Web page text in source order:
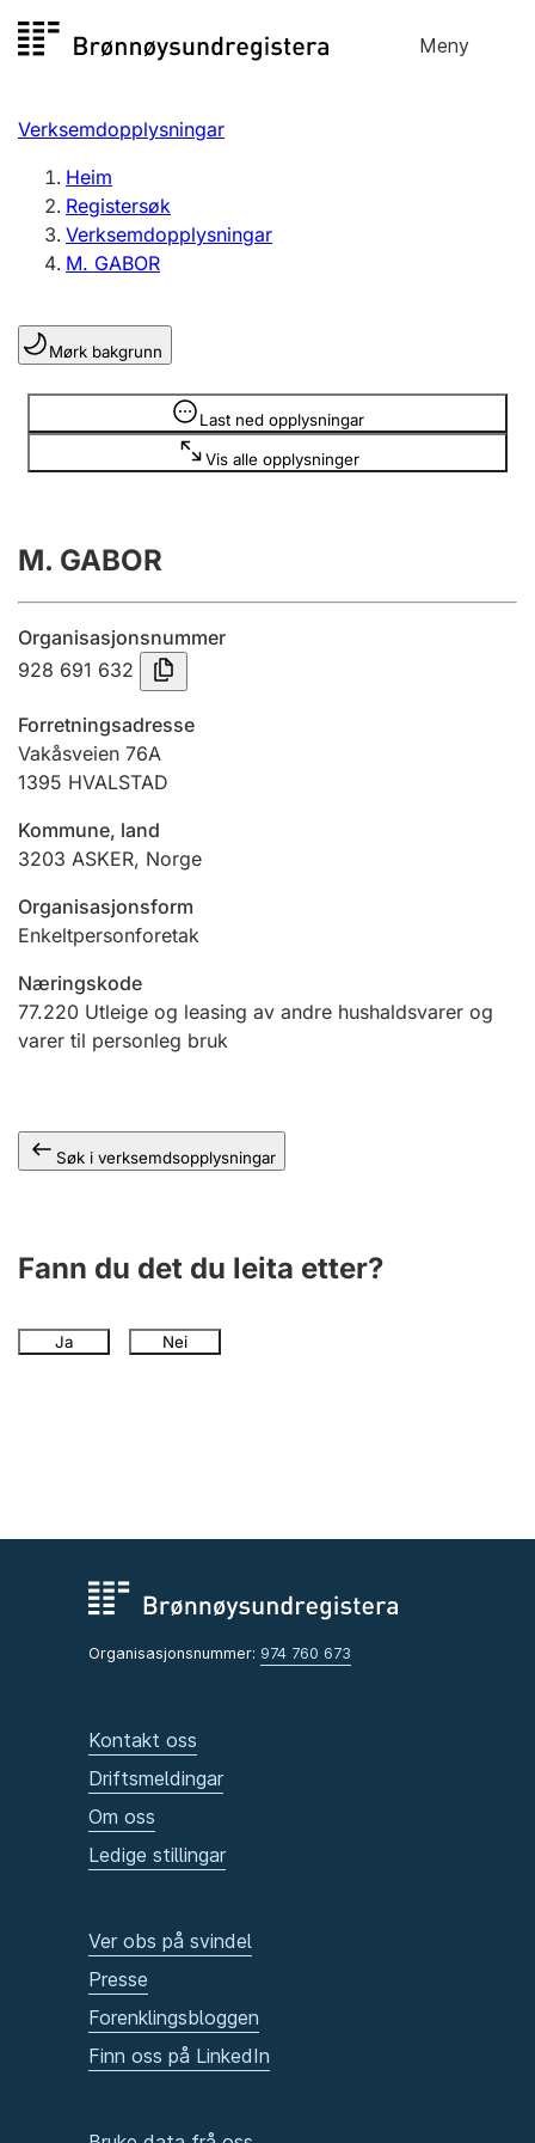
til
Meny
Registersøk
Aksjeselskap
Enkeltpersonføretak
Registrere, endre, slette
Lag og foreining
Registrere, endre, slette
Årsrekneskap
Innsending og forseinkingsgebyr
Tinglysing
Jeger
Ektepaktrettleiaren
Andre tema
Verksemdopplysningar
Heim
Registersøk
Verksemdopplysningar
M. GABOR
Mørk bakgrunn
Last ned opplysningar
Vis alle opplysninger
Opplysninger er skjult
M. GABOR
Organisasjonsnummer
928 691 632
Forretningsadresse
Vakåsveien 76A
1395 HVALSTAD
Kommune, land
3203 ASKER, Norge
Organisasjonsform
Enkeltpersonforetak
Næringskode
77.220 Utleige og leasing av andre hushaldsvarer og
varer til personleg bruk
Søk i verksemdsopplysningar
Fann du det du leita etter?
Ja Nei
Organisasjonsnummer: 974 760 673
Kontakt oss
Driftsmeldingar
Om oss
Ledige stillingar
Ver obs på svindel
Presse
Forenklingsbloggen
Finn oss på LinkedIn